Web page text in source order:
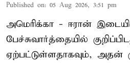
Published on: 05 Aug 2026, 3:51 pm
அமெரிக்கா - ஈரான்
பேச்சுவார்த்தையில்
ஏற்பட்டுள்ளதாகவும், அதன்